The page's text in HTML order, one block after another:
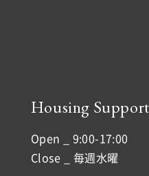
Housing
Open _ 9:00-17:00
Close _ 毎週水曜